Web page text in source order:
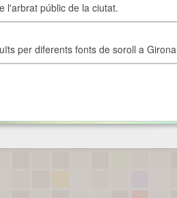
l'arbrat públic de la ciutat.
per diferents fonts de soroll a Girona